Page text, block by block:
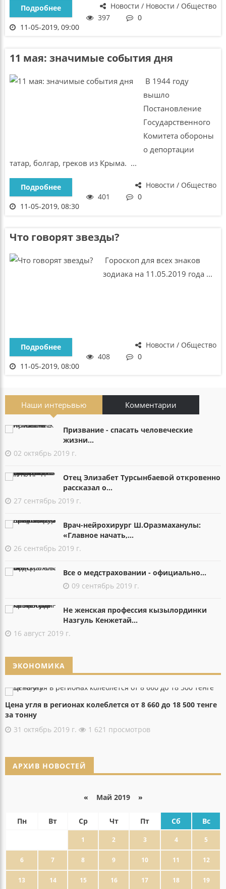
Новости / Новости / Общество
Подробнее
397
0
11-05-2019, 09:00
11 мая: значимые события дня
В 1944 году
вышло
Постановление
Государственного
Комитета обороны
о депортации
татар, болгар, греков из Крыма. ...
Новости / Общество
Подробнее
401
0
11-05-2019, 08:30
Что говорят звезды?
Гороскоп для всех знаков
зодиака на 11.05.2019 года ...
Новости / Общество
Подробнее
408
0
11-05-2019, 08:00
Наши интерьвью Комментарии
Призвание - спасать человеческие
жизни...
02 октябрь 2019 г.
Отец Элизабет Турсынбаевой откровенно
рассказал о...
27 сентябрь 2019 г.
Врач-нейрохирург Ш.Оразмаханулы:
«Главное начать,...
26 сентябрь 2019 г.
Все о медстраховании - официально...
09 сентябрь 2019 г.
Не женская профессия кызылординки
Назгуль Кенжетай...
16 август 2019 г.
ЭКОНОМИКА
Цена угля в регионах колеблется от 8 660 до 18 500 тенге
за тонну
31 октябрь 2019 г.
1 621 просмотров
АРХИВ НОВОСТЕЙ
« Май 2019 »
Пн Вт Ср Чт Пт Сб Вс
1 2 3 4 5
6 7 8 9 10 11 12
13 14 15 16 17 18 19